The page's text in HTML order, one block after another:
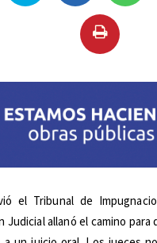
el Tribunal de
Judicial allanó el camino para